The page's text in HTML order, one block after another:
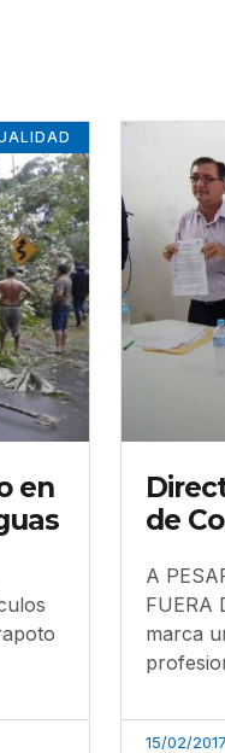
en
de
A
FUERA
marca
15/02/2017